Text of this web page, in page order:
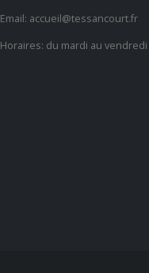
Email: accueil@tessancourt.fr
Horaires: du mardi au vendredi